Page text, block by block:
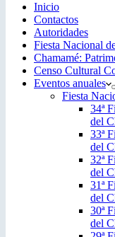
Inicio
Contactos
Autoridades
Fiesta Nacional
Chamamé:
Censo Cultural
Eventos anuales
Fiesta
34ª
del
33ª
del
32ª
del
31ª
del
30ª
del